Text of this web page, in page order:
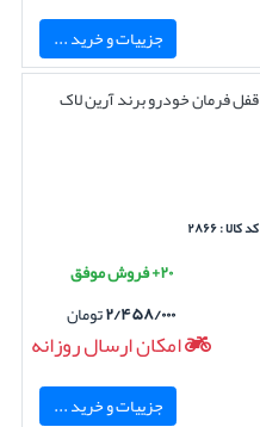
جزییات و خرید ...
قفل فرمان خودرو برند آرین لاک
کد کالا : ۲۸۶۶
۲۰+ فروش موفق
۲/۴۵۸/۰۰۰تومان
امکان ارسال روزانه
جزییات و خرید ...